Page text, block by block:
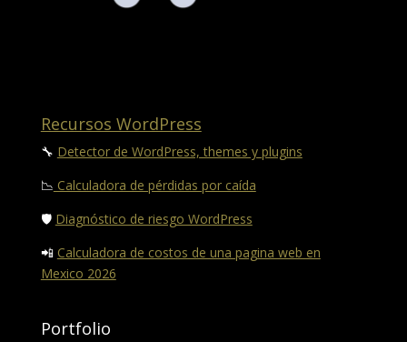
Recursos WordPress
🔧 Detector de WordPress, themes y plugins
📉 Calculadora de pérdidas por caída
🛡️ Diagnóstico de riesgo WordPress
📲 Calculadora de costos de una pagina web en
Mexico 2026
Portfolio